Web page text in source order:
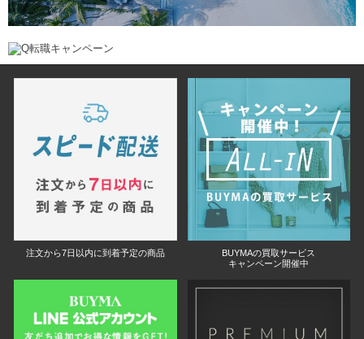
注文から7日以内に到着予定の商品
BUYMAの買取サービス
キャンペーン開催中